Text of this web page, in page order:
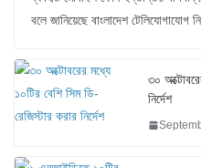
বলে জানিয়েছে বাংলাদেশ টেলিযোগাযোগ
৩০
নির্দেশ